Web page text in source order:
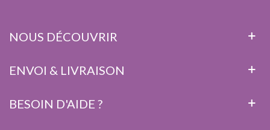
NOUS DÉCOUVRIR
ENVOI & LIVRAISON
BESOIN D'AIDE ?